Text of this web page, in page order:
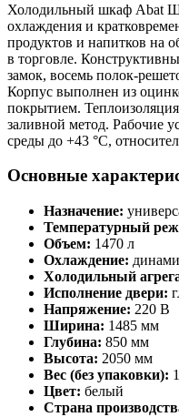
Холодильный шкаф Abat
охлаждения и
продуктов и напитков на
в торговле.
замок, восемь полок-
Корпус выполнен из
покрытием.
заливной метод. Рабочие
среды до +43 °С,
Основные
Назначение:
Температурный
Объем: 1470 л
Охлаждение:
Холодильный
Исполнение двери:
Напряжение: 220 В
Ширина: 1485 мм
Глубина: 850 мм
Высота: 2050 мм
Вес (без упаковки):
Цвет: белый
Страна